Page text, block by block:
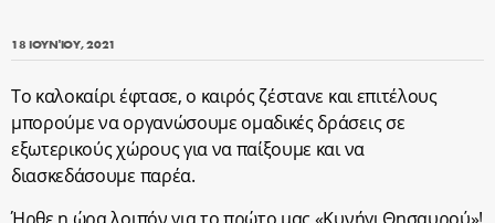
18 ΙΟΥΝΊΟΥ, 2021
Το καλοκαίρι έφτασε, ο καιρός ζέστανε και επιτέλους
μπορούμε να οργανώσουμε ομαδικές δράσεις σε
εξωτερικούς χώρους για να παίξουμε και να
διασκεδάσουμε παρέα.